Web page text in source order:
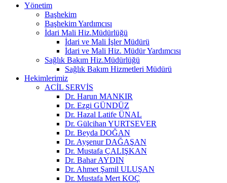
Yönetim
Başhekim
Başhekim Yardımcısı
İdari Mali Hiz.Müdürlüğü
İdari ve Mali İşler Müdürü
İdari ve Mali Hiz. Müdür Yardımcısı
Sağlık Bakım Hiz.Müdürlüğü
Sağlık Bakım Hizmetleri Müdürü
Hekimlerimiz
ACİL SERVİS
Dr. Harun MANKIR
Dr. Ezgi GÜNDÜZ
Dr. Hazal Latife ÜNAL
Dr. Gülcihan YURTSEVER
Dr. Beyda DOĞAN
Dr. Ayşenur DAĞAŞAN
Dr. Mustafa ÇALIŞKAN
Dr. Bahar AYDIN
Dr. Ahmet Şamil ULUŞAN
Dr. Mustafa Mert KOÇ